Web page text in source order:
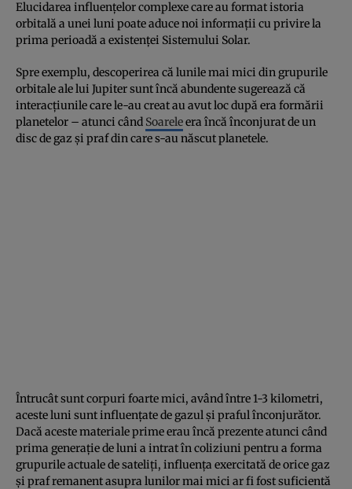
Elucidarea influenţelor complexe care au format istoria
orbitală a unei luni poate aduce noi informaţii cu privire la
prima perioadă a existenţei Sistemului Solar.
Spre exemplu, descoperirea că lunile mai mici din grupurile
orbitale ale lui Jupiter sunt încă abundente sugerează că
interacţiunile care le-au creat au avut loc după era formării
planetelor – atunci când Soareleera încă înconjurat de un
disc de gaz şi praf din care s-au născut planetele.
Întrucât sunt corpuri foarte mici, având între 1-3 kilometri,
aceste luni sunt influenţate de gazul şi praful înconjurător.
Dacă aceste materiale prime erau încă prezente atunci când
prima generaţie de luni a intrat în coliziuni pentru a forma
grupurile actuale de sateliţi, influenţa exercitată de orice gaz
şi praf remanent asupra lunilor mai mici ar fi fost suficientă